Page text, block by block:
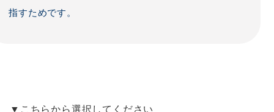
指すためです。
▼こちらから選択してください